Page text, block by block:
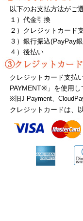
以下のお支払方法がご
１）代金引換
２）クレジットカード
３）銀行振込(PayPay
４）後払い
クレジットカード支払
PAYMENT※」を使用し
※旧J-Payment、
クレジットカードは、